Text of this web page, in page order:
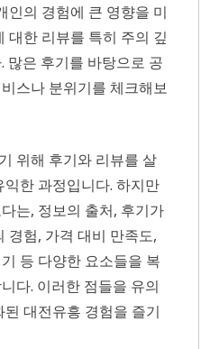
인의 경험에 큰 영향을 미
대한 리뷰를 특히 주의 깊
많은 후기를 바탕으로 공
스나 분위기를 체크해보
위해 후기와 리뷰를 살
한 과정입니다. 하지만
는, 정보의 출처, 후기가
경험, 가격 대비 만족도,
등 다양한 요소들을 복
다. 이러한 점들을 유의
대전유흥 경험을 즐기